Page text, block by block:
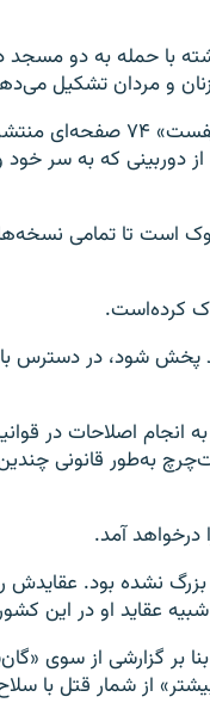
با حمله به دو
این فرد ۲۸ ساله پیش از آغاز حمله به مسجد
دوربینی که به سر
است تا تمامی
پخش شود، در دسترس
اصلاحات در
به‌طور قانونی
درخواهد آمد.
نشده بود. عقایدش
عقاید او در این
بر گزارشی از سوی
از شمار قتل با